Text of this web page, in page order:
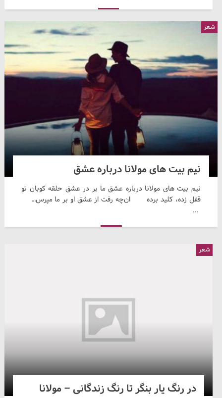
نیم بیت های‌ مولانا درباره عشق
نیم بیت های‌ مولانا درباره عشق ما بر در عشق حلقه کوبان تو
قفل زده، کلید برده ان‌چه رفت از عشق او بر ما مپرس…
...
شعر
در رنگ یار بنگر تا رنگ زندگانی – مولانا
شعر